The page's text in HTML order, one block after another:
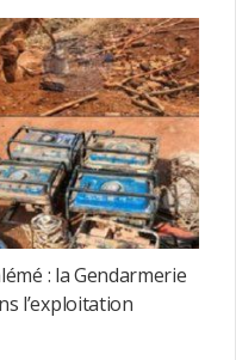
: la Gendarmerie
l’exploitation